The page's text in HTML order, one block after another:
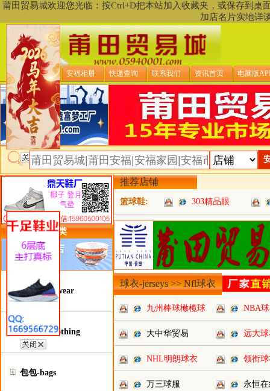
莆田贸易城欢迎您光临：按Ctrl+D把本站加入收藏夹，或保存到
加店名片实地详
贸易城首页 安福相册 快递查询 联系我们 资讯首页 电脑版
类目详细分类
鞋类-Footwear
服装类-Clothing
包包-bags
推荐店铺
篮球鞋: 303精品眼
球衣-jerseys >> Nfl球衣
九州棒球橄榄球
工厂
NBA
大中华贸易 远大
NHL明朗球衣 领衔
万三球服 永恒